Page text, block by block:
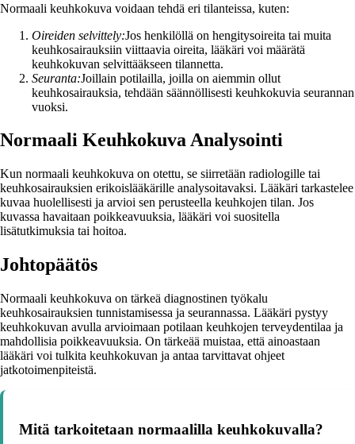
Normaali keuhkokuva voidaan tehdä eri tilanteissa, kuten:
Oireiden selvittely:Jos henkilöllä on hengitysoireita tai muita
keuhkosairauksiin viittaavia oireita, lääkäri voi määrätä
keuhkokuvan selvittääkseen tilannetta.
Seuranta:Joillain potilailla, joilla on aiemmin ollut
keuhkosairauksia, tehdään säännöllisesti keuhkokuvia seurannan
vuoksi.
Normaali Keuhkokuva Analysointi
Kun normaali keuhkokuva on otettu, se siirretään radiologille tai
keuhkosairauksien erikoislääkärille analysoitavaksi. Lääkäri tarkastelee
kuvaa huolellisesti ja arvioi sen perusteella keuhkojen tilan. Jos
kuvassa havaitaan poikkeavuuksia, lääkäri voi suositella
lisätutkimuksia tai hoitoa.
Johtopäätös
Normaali keuhkokuva on tärkeä diagnostinen työkalu
keuhkosairauksien tunnistamisessa ja seurannassa. Lääkäri pystyy
keuhkokuvan avulla arvioimaan potilaan keuhkojen terveydentilaa ja
mahdollisia poikkeavuuksia. On tärkeää muistaa, että ainoastaan
lääkäri voi tulkita keuhkokuvan ja antaa tarvittavat ohjeet
jatkotoimenpiteistä.
Mitä tarkoitetaan normaalilla keuhkokuvalla?